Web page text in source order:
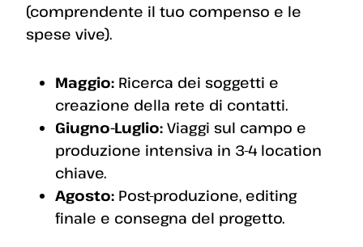
(comprendente il tuo compenso e le
spese vive).
Maggio: Ricerca dei soggetti e
creazione della rete di contatti.
Giugno-Luglio: Viaggi sul campo e
produzione intensiva in 3-4 location
chiave.
Agosto: Post-produzione, editing
finale e consegna del progetto.